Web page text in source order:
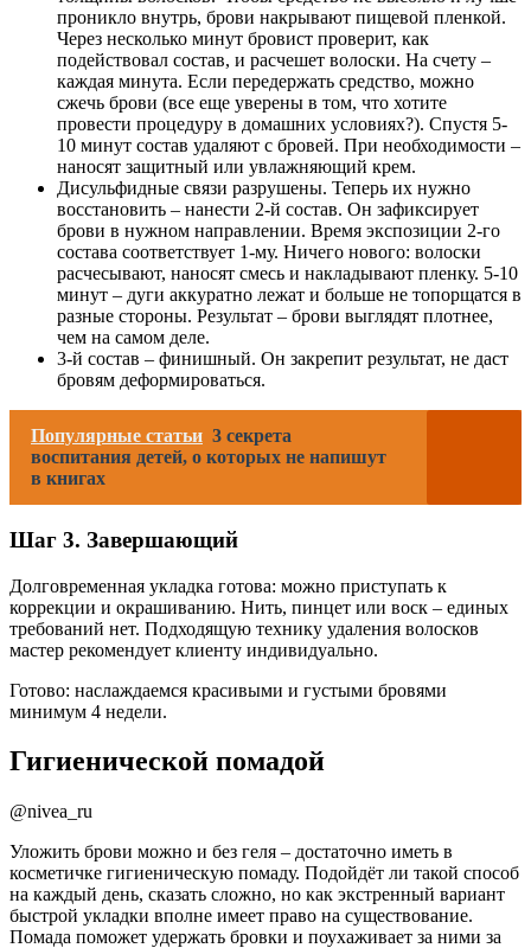
проникло внутрь, брови накрывают пищевой пленкой.
Через несколько минут бровист проверит, как
подействовал состав, и расчешет волоски. На счету –
каждая минута. Если передержать средство, можно
сжечь брови (все еще уверены в том, что хотите
провести процедуру в домашних условиях?). Спустя 5-
10 минут состав удаляют с бровей. При необходимости –
наносят защитный или увлажняющий крем.
Дисульфидные связи разрушены. Теперь их нужно
восстановить – нанести 2-й состав. Он зафиксирует
брови в нужном направлении. Время экспозиции 2-го
состава соответствует 1-му. Ничего нового: волоски
расчесывают, наносят смесь и накладывают пленку. 5-10
минут – дуги аккуратно лежат и больше не топорщатся в
разные стороны. Результат – брови выглядят плотнее,
чем на самом деле.
3-й состав – финишный. Он закрепит результат, не даст
бровям деформироваться.
Популярные статьи 3 секрета
воспитания детей, о которых не напишут
в книгах
Шаг 3. Завершающий
Долговременная укладка готова: можно приступать к
коррекции и окрашиванию. Нить, пинцет или воск – единых
требований нет. Подходящую технику удаления волосков
мастер рекомендует клиенту индивидуально.
Готово: наслаждаемся красивыми и густыми бровями
минимум 4 недели.
Гигиенической помадой
@nivea_ru
Уложить брови можно и без геля – достаточно иметь в
косметичке гигиеническую помаду. Подойдёт ли такой способ
на каждый день, сказать сложно, но как экстренный вариант
быстрой укладки вполне имеет право на существование.
Помада поможет удержать бровки и поухаживает за ними за